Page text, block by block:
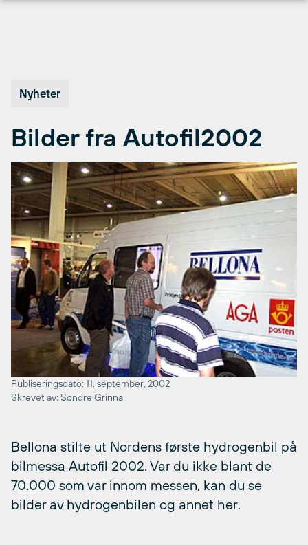
Nyheter
Bilder fra Autofil2002
Publiseringsdato: 11. september, 2002
Skrevet av: Sondre Grinna
Bellona stilte ut Nordens første hydrogenbil på
bilmessa Autofil 2002. Var du ikke blant de
70.000 som var innom messen, kan du se
bilder av hydrogenbilen og annet her.